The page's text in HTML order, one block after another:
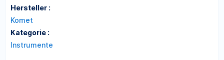
Hersteller :
Komet
Kategorie :
Instrumente